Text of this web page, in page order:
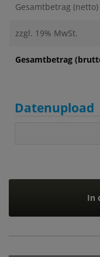
Gesamtbetrag (netto)
zzgl. 19% MwSt.
Gesamtbetrag
Datenupload
In